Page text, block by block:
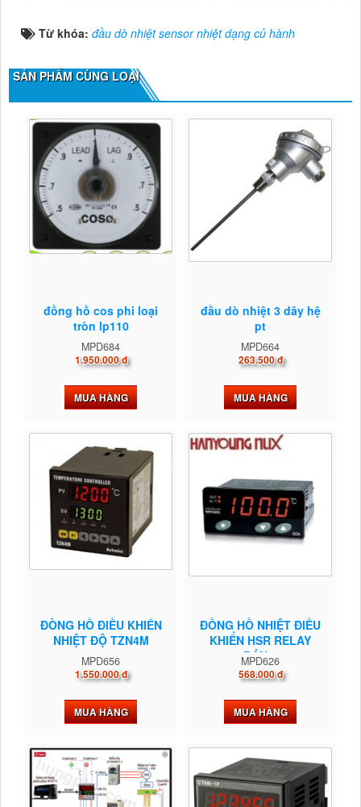
Từ khóa: đầu dò nhiệt sensor nhiệt dạng củ hành
SẢN PHẨM CÙNG LOẠI
đồng hồ cos phi loại
tròn lp110
MPD684
1.950.000 đ
MUA HÀNG
đầu dò nhiệt 3 dây hệ
pt
MPD664
263.500 đ
MUA HÀNG
ĐÒNG HỒ ĐIỀU KHIỂN
NHIỆT ĐỘ TZN4M
MPD656
1.550.000 đ
MUA HÀNG
ĐỒNG HỒ NHIỆT ĐIỀU
KHIỂN HSR RELAY
BÁN...
MPD626
568.000 đ
MUA HÀNG